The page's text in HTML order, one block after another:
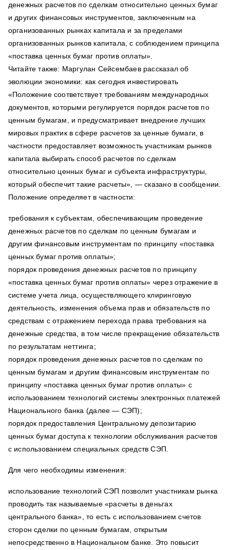
денежных расчетов по сделкам относительно ценных бумаг
и других финансовых инструментов, заключенным на
организованных рынках капитала и за пределами
организованных рынков капитала, с соблюдением принципа
«поставка ценных бумаг против оплаты».
Читайте также: Маргулан Сейсембаев рассказал об
эволюции экономики: как сегодня инвестировать
«Положение соответствует требованиям международных
документов, которыми регулируется порядок расчетов по
ценным бумагам, и предусматривает внедрение лучших
мировых практик в сфере расчетов за ценные бумаги, в
частности предоставляет возможность участникам рынков
капитала выбирать способ расчетов по сделкам
относительно ценных бумаг и субъекта инфраструктуры,
который обеспечит такие расчеты», — сказано в сообщении.
Положение определяет в частности:
требования к субъектам, обеспечивающим проведение
денежных расчетов по сделкам по ценным бумагам и
другим финансовым инструментам по принципу «поставка
ценных бумаг против оплаты»;
порядок проведения денежных расчетов по принципу
«поставка ценных бумаг против оплаты» через отражение в
системе учета лица, осуществляющего клиринговую
деятельность, изменения объема прав и обязательств по
средствам с отражением перехода права требования на
денежные средства, в том числе прекращение обязательств
по результатам неттинга;
порядок проведения денежных расчетов по сделкам по
ценным бумагам и другим финансовым инструментам по
принципу «поставка ценных бумаг против оплаты» с
использованием технологий системы электронных платежей
Национального банка (далее — СЭП);
порядок предоставления Центральному депозитарию
ценных бумаг доступа к технологии обслуживания расчетов
с использованием специальных средств СЭП.
Для чего необходимы изменения:
использование технологий СЭП позволит участникам рынка
проводить так называемые «расчеты в деньгах
центрального банка», то есть с использованием счетов
сторон сделки по ценным бумагам, открытым
непосредственно в Национальном банке. Это повысит